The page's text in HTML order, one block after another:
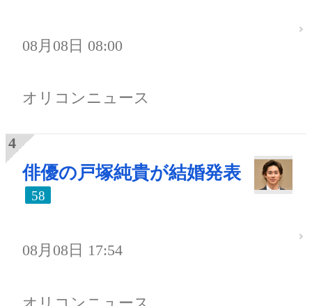
08月08日 08:00
オリコンニュース
俳優の戸塚純貴が結婚発表
58
08月08日 17:54